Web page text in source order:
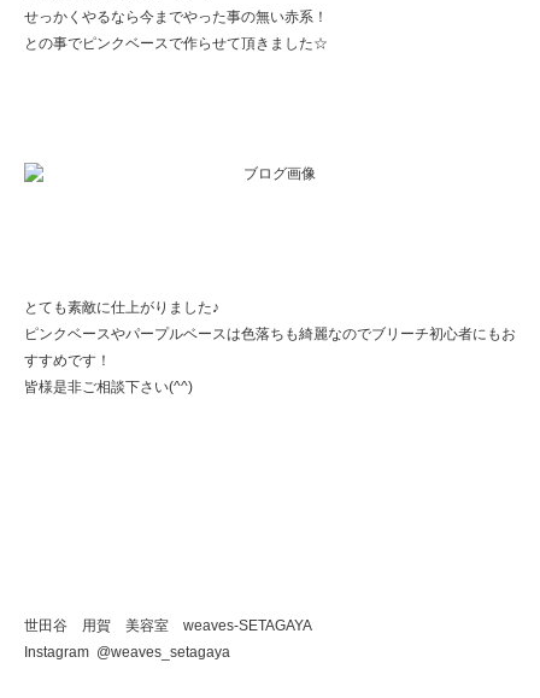
せっかくやるなら今までやった事の無い赤系！
との事でピンクベースで作らせて頂きました☆
とても素敵に仕上がりました♪
ピンクベースやパープルベースは色落ちも綺麗なのでブリーチ初心者にもお
すすめです！
皆様是非ご相談下さい(^^)
世田谷 用賀 美容室 weaves-SETAGAYA
Instagram @weaves_setagaya